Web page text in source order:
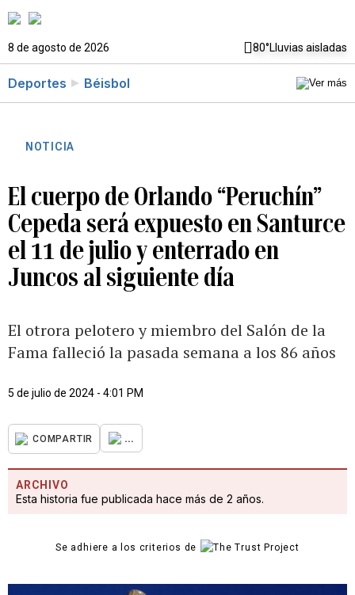
8 de agosto de 2026 80°Lluvias aisladas
Deportes Béisbol
NOTICIA
El cuerpo de Orlando “Peruchín”
Cepeda será expuesto en Santurce
el 11 de julio y enterrado en
Juncos al siguiente día
El otrora pelotero y miembro del Salón de la
Fama falleció la pasada semana a los 86 años
5 de julio de 2024 - 4:01 PM
COMPARTIR ...
ARCHIVO
Esta historia fue publicada hace más de 2 años.
Se adhiere a los criterios de